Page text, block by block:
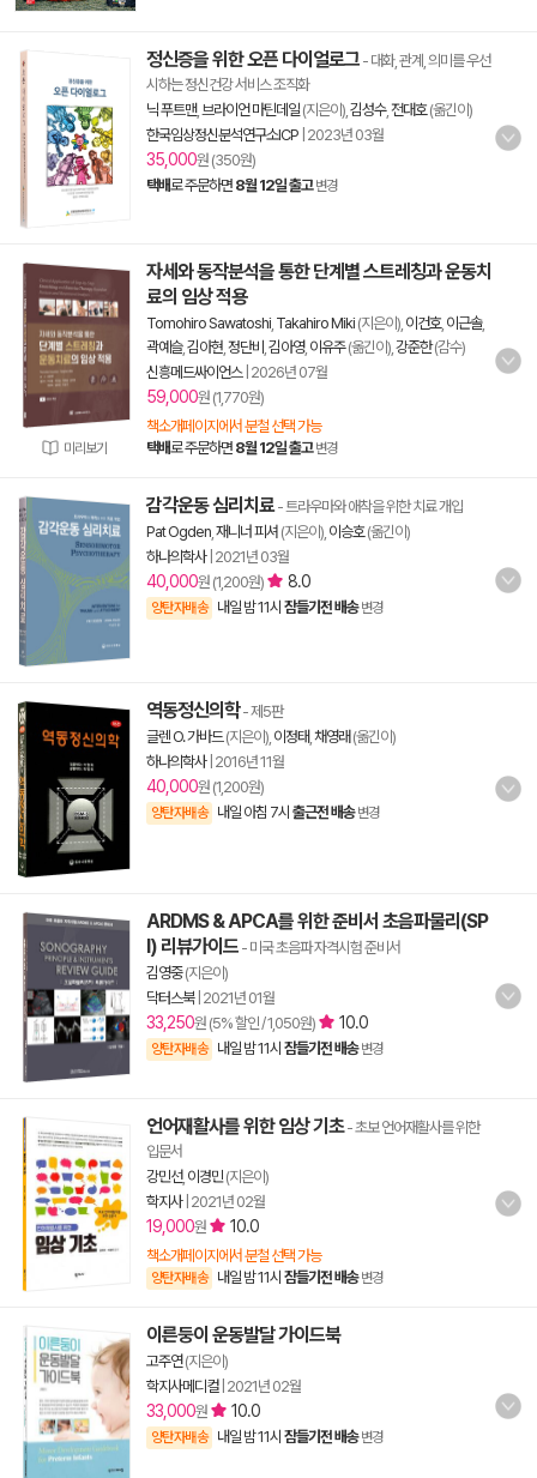
정신증을 위한 오픈 다이얼로그 - 대화, 관계, 의미를 우선
시하는 정신건강 서비스 조직화
닉 푸트맨, 브라이언 마틴데일 (지은이), 김성수, 전대호(옮긴이)
한국임상정신분석연구소ICP 2023년 03월
35,000원 (350원)
택배로 주문하면 8월 12일 출고 변경
미리보기
자세와 동작분석을 통한 단계별 스트레칭과 운동치
료의 임상 적용
Tomohiro Sawatoshi Takahiro Miki (지은이), 이건호, 이근솔,
곽예슬, 김아현 정단비 김아영, 이유주(옮긴이), 강준한(감수)
신흥메드싸이언스| 2026년 07월
59,000원 (1,770원)
책소개페이지에서 분철 선택 가능
택배로 주문하면 8월 12일 출고 변경
감각운동 심리치료- 트라우마와 애착을 위한 치료 개입
Pat Ogden 재니너 피셔 (지은이), 이승호(옮긴이)
하나의학사| 2021년 03월
40,000원 (1,200원) 8.0
양탄자배송 내일 밤 11시 잠들기전 배송 변경
역동정신의학- 제5판
글렌 O. 가바드(지은이), 이정태 채영래 (옮긴이)
하나의학사| 2016년 11월
40,000원 (1,200원)
양탄자배송 내일 아침 7시 출근전 배송 변경
ARDMS & APCA를 위한 준비서 초음파물리(SP
I) 리뷰가이드 - 미국 초음파 자격시험 준비서
김영중(지은이)
닥터스북| 2021년 01월
33,250원 (5% 할인 / 1,050원) 10.0
양탄자배송 내일 밤 11시 잠들기전 배송 변경
언어재활사를 위한 임상 기초- 초보 언어재활사를 위한
입문서
강민선, 이경민(지은이)
학지사| 2021년 02월
19,000원 10.0
책소개페이지에서 분철 선택 가능
양탄자배송 내일 밤 11시 잠들기전 배송 변경
이른둥이 운동발달 가이드북
고주연(지은이)
학지사메디컬| 2021년 02월
33,000원 10.0
양탄자배송 내일 밤 11시 잠들기전 배송 변경